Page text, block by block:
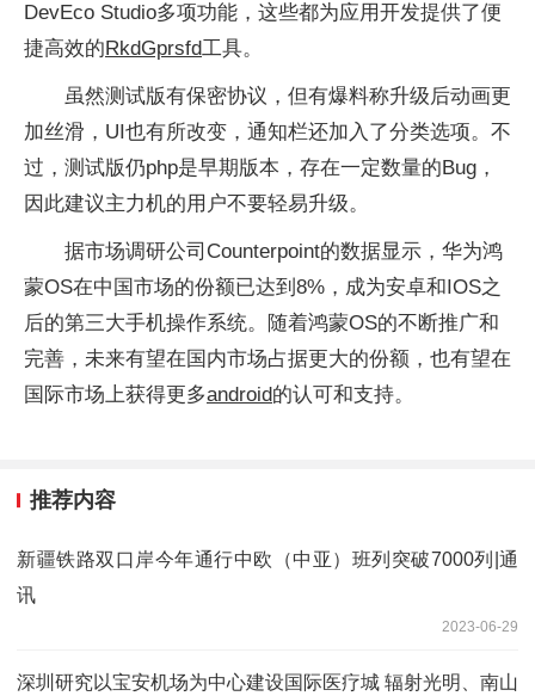
DevEco Studio多项功能，这些都为应用开发提供了便
捷高效的RkdGprsfd工具。
虽然测试版有保密协议，但有爆料称升级后动画更
加丝滑，UI也有所改变，通知栏还加入了分类选项。不
过，测试版仍php是早期版本，存在一定数量的Bug，
因此建议主力机的用户不要轻易升级。
据市场调研公司Counterpoint的数据显示，华为鸿
蒙OS在中国市场的份额已达到8%，成为安卓和IOS之
后的第三大手机操作系统。随着鸿蒙OS的不断推广和
完善，未来有望在国内市场占据更大的份额，也有望在
国际市场上获得更多android的认可和支持。
推荐内容
新疆铁路双口岸今年通行中欧（中亚）班列突破7000列|通
讯
2023-06-29
深圳研究以宝安机场为中心建设国际医疗城 辐射光明、南山